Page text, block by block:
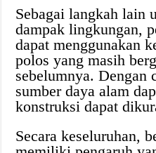
Sebagai langkah lain
dampak lingkungan,
dapat menggunakan
polos yang masih
sebelumnya. Dengan
sumber daya alam
konstruksi dapat
Secara keseluruhan,